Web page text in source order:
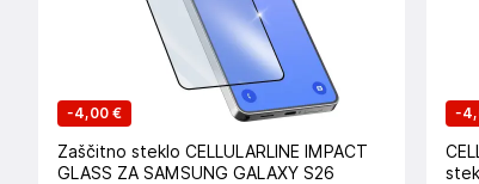
-4,00 €
Zaščitno steklo CELLULARLINE IMPACT
GLASS ZA SAMSUNG GALAXY S26
-